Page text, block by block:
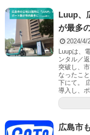
Luup、
が最多
2024/4/
Luupは、
ンタル／
突破し、
なったこ
下にて。
導入し、ポ
広島市